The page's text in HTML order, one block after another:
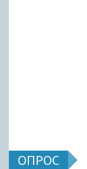
ОПРОС